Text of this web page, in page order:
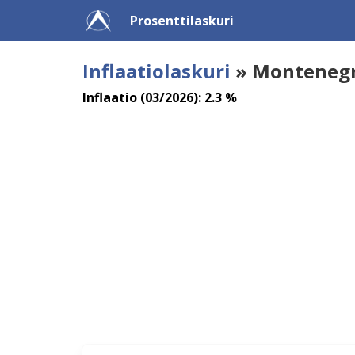
Prosenttilaskuri
Inflaatiolaskuri »
Inflaatio (03/2026): 2.3 %